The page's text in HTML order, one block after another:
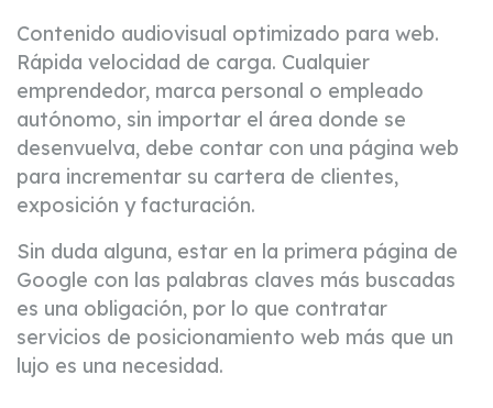
Contenido audiovisual optimizado para web.
Rápida velocidad de carga. Cualquier
emprendedor, marca personal o empleado
autónomo, sin importar el área donde se
desenvuelva, debe contar con una página web
para incrementar su cartera de clientes,
exposición y facturación.
Sin duda alguna, estar en la primera página de
Google con las palabras claves más buscadas
es una obligación, por lo que contratar
servicios de posicionamiento web más que un
lujo es una necesidad.